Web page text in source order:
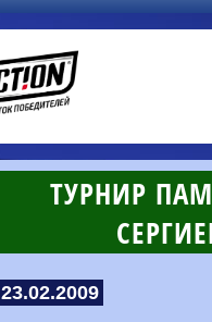
ТУРНИР
23.02.2009